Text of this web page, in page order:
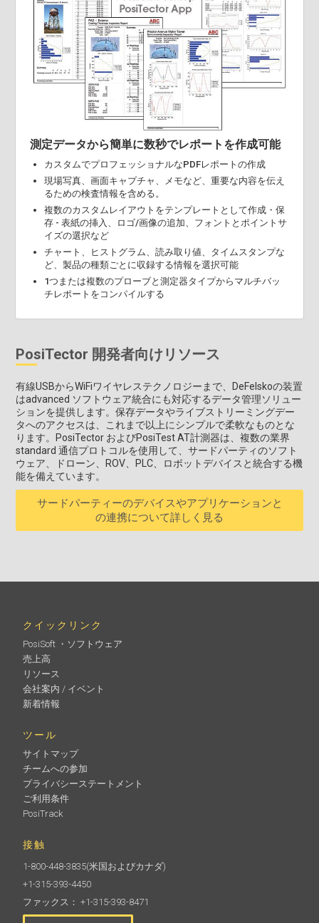
測定データから簡単に数秒でレポートを作成可能
カスタムでプロフェッショナルなPDFレポートの作成
現場写真、画面キャプチャ、メモなど、重要な内容を伝え
るための検査情報を含める。
複数のカスタムレイアウトをテンプレートとして作成・保
存 - 表紙の挿入、ロゴ/画像の追加、フォントとポイントサ
イズの選択など
チャート、ヒストグラム、読み取り値、タイムスタンプな
ど、製品の種類ごとに収録する情報を選択可能
1つまたは複数のプローブと測定器タイプからマルチバッ
チレポートをコンパイルする
PosiTector 開発者向けリソース
有線USBからWiFiワイヤレステクノロジーまで、DeFelskoの装置
はadvanced ソフトウェア統合にも対応するデータ管理ソリュー
ションを提供します。保存データやライブストリーミングデー
タへのアクセスは、これまで以上にシンプルで柔軟なものとな
ります。PosiTector およびPosiTest AT計測器は、複数の業界
standard 通信プロトコルを使用して、サードパーティのソフト
ウェア、ドローン、ROV、PLC、ロボットデバイスと統合する機
能を備えています。
サードパーティーのデバイスやアプリケーションと
の連携について詳しく見る
クイックリンク
PosiSoft ・ソフトウェア
売上高
リソース
会社案内 / イベント
新着情報
ツール
サイトマップ
チームへの参加
プライバシーステートメント
ご利用条件
PosiTrack
接触
1-800-448-3835(米国およびカナダ)
+1-315-393-4450
ファックス： +1-315-393-8471